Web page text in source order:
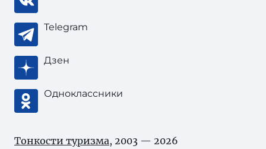
Telegram
Дзен
Одноклассники
Тонкости туризма, 2003 — 2026